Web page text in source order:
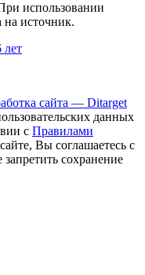
использовании
на источник.
лет
сайта — Ditarget
данных
с Правилами
Вы соглашаетесь с
сохранение